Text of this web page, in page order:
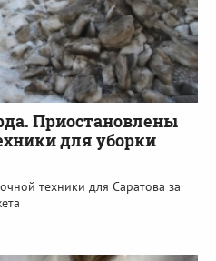
Приостановлены
для уборки
техники для Саратова за